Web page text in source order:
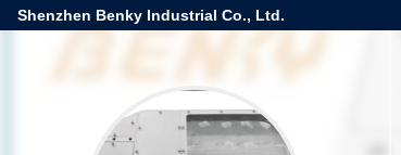
Shenzhen Benky Industrial Co., Ltd.